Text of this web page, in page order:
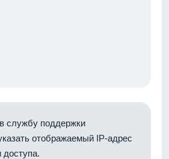
службу поддержки
отображаемый IP-адрес
доступа.